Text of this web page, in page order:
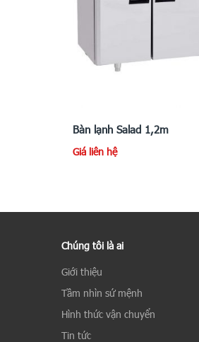
Bàn lạnh Salad 1,2m
Giá liên hệ
Chúng tôi là ai
Giới thiệu
Tầm nhìn sứ mệnh
Hình thức vận chuyển
Tin tức